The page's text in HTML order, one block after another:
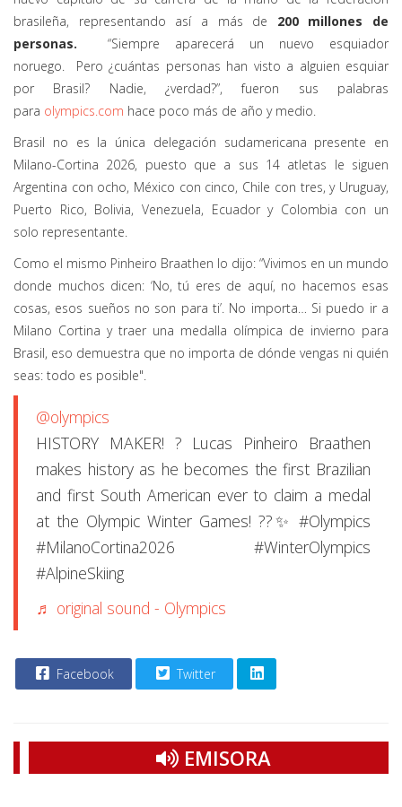
brasileña, representando así a más de 200 millones de
personas.
“Siempre aparecerá un nuevo esquiador
noruego. Pero ¿cuántas personas han visto a alguien esquiar
por Brasil? Nadie, ¿verdad?”, fueron sus palabras
para olympics.com hace poco más de año y medio.
Brasil no es la única delegación sudamericana presente en
Milano-Cortina 2026, puesto que a sus 14 atletas le siguen
Argentina con ocho, México con cinco, Chile con tres, y Uruguay,
Puerto Rico, Bolivia, Venezuela, Ecuador y Colombia con un
solo representante.
Como el mismo Pinheiro Braathen lo dijo: “Vivimos en un mundo
donde muchos dicen: ‘No, tú eres de aquí, no hacemos esas
cosas, esos sueños no son para ti’. No importa… Si puedo ir a
Milano Cortina y traer una medalla olímpica de invierno para
Brasil, eso demuestra que no importa de dónde vengas ni quién
seas: todo es posible".
@olympics
HISTORY MAKER! ? Lucas Pinheiro Braathen
makes history as he becomes the first Brazilian
and first South American ever to claim a medal
at the Olympic Winter Games! ??✨ #Olympics
#MilanoCortina2026 #WinterOlympics
#AlpineSkiing
♬ original sound - Olympics
Facebook Twitter
EMISORA